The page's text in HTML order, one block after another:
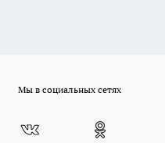
Мы в социальных сетях